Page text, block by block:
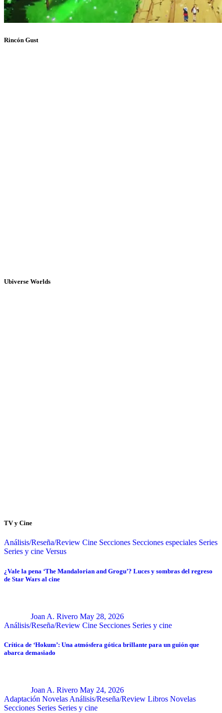
Rincón Gust
Ubiverse Worlds
TV y Cine
Análisis/Reseña/Review Cine Secciones Secciones especiales Series
Series y cine Versus
¿Vale la pena ‘The Mandalorian and Grogu’? Luces y sombras del regreso
de Star Wars al cine
Joan A. Rivero May 28, 2026
Análisis/Reseña/Review Cine Secciones Series y cine
Crítica de ‘Hokum’: Una atmósfera gótica brillante para un guión que
abarca demasiado
Joan A. Rivero May 24, 2026
Adaptación Novelas Análisis/Reseña/Review Libros Novelas
Secciones Series Series y cine